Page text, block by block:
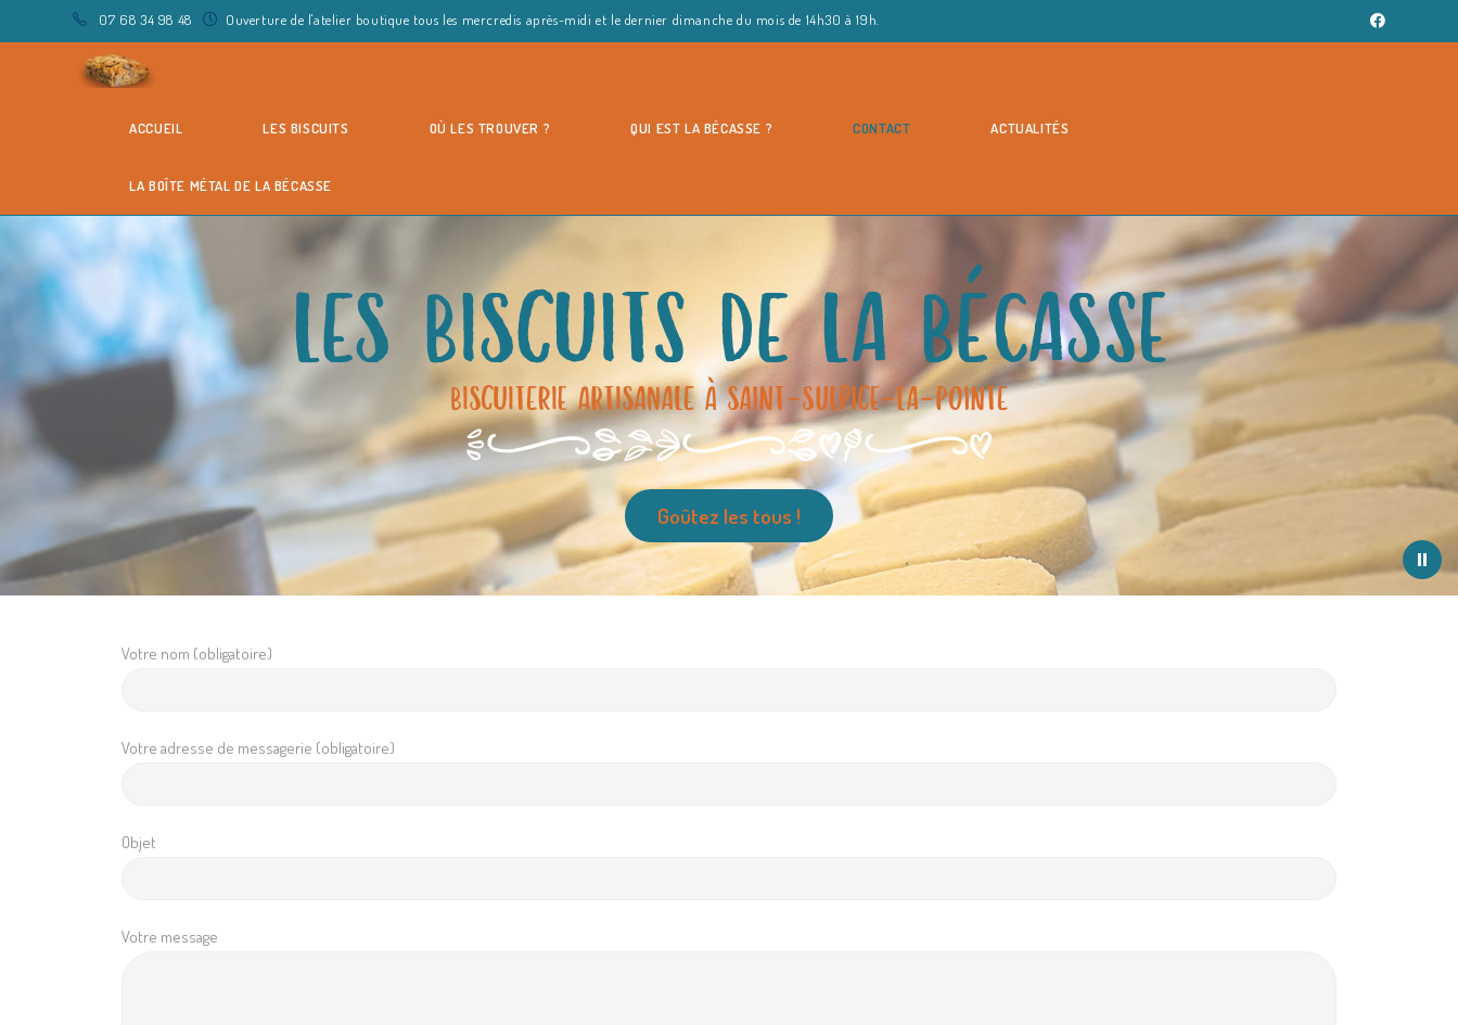
07 68 34 98 48 Ouverture de l'atelier boutique tous les mercredis après-midi et le dernier dimanche du mois de 14h30 à 19h.
ACCUEIL LES BISCUITS OÙ LES TROUVER ? QUI EST LA BÉCASSE ? CONTACT ACTUALITÉS
LA BOÎTE MÉTAL DE LA BÉCASSE
Goûtez les tous !
Votre nom (obligatoire)
Votre adresse de messagerie (obligatoire)
Objet
Votre message